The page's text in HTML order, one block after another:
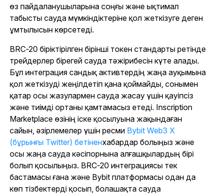
өз пайдаланушыларына соңғы және ықтимал
табысты сауда мүмкіндіктеріне қол жеткізуге деген
ұмтылысын көрсетеді.
BRC-20 біріктірілген бірінші токен стандарты ретінде
трейдерлер бірегей сауда тәжірибесін күте алады.
Бұл интеграция сандық активтердің жаңа ауқымына
қол жеткізуді жеңілдетіп қана қоймайды, сонымен
қатар осы жазулармен сауда жасау үшін қауіпсіз
және тиімді ортаны қамтамасыз етеді. Inscription
Marketplace өзінің іске қосылуына жақындаған
сайын, әзірлемелер үшін ресми Bybit Web3 X
(бұрынғы Twitter) бетіненхабардар болыңыз және
осы жаңа сауда кәсіпорнына алғашқылардың бірі
болып қосылыңыз. BRC-20 интеграциясы тек
бастамасы ғана және Bybit платформасы одан да
көп тізбектерді қосып, болашақта сауда